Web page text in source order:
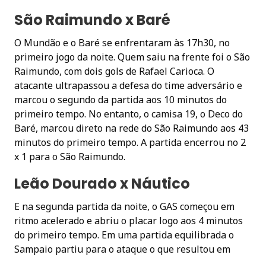
São Raimundo x Baré
O Mundão e o Baré se enfrentaram às 17h30, no
primeiro jogo da noite. Quem saiu na frente foi o São
Raimundo, com dois gols de Rafael Carioca. O
atacante ultrapassou a defesa do time adversário e
marcou o segundo da partida aos 10 minutos do
primeiro tempo. No entanto, o camisa 19, o Deco do
Baré, marcou direto na rede do São Raimundo aos 43
minutos do primeiro tempo. A partida encerrou no 2
x 1 para o São Raimundo.
Leão Dourado x Náutico
E na segunda partida da noite, o GAS começou em
ritmo acelerado e abriu o placar logo aos 4 minutos
do primeiro tempo. Em uma partida equilibrada o
Sampaio partiu para o ataque o que resultou em